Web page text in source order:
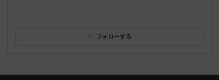
フォローする